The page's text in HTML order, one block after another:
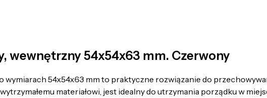
wewnętrzny 54x54x63 mm. Czerwony
54x54x63 mm to praktyczne rozwiązanie do
materiałowi, jest idealny do utrzymania porządku w